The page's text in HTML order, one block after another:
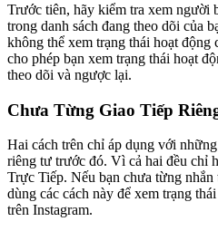
Trước tiên, hãy kiểm tra xem người
trong danh sách đang theo dõi của
không thể xem trạng thái hoạt động
cho phép bạn xem trạng thái hoạt
theo dõi và ngược lại.
Chưa Từng Giao Tiếp
Hai cách trên chỉ áp dụng với
riêng tư trước đó. Vì cả hai đều chỉ
Trực Tiếp. Nếu bạn chưa từng
dùng các cách này để xem trạng
trên Instagram.